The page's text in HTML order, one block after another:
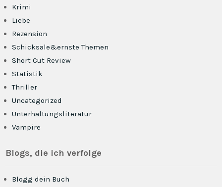
Krimi
Liebe
Rezension
Schicksale&ernste Themen
Short Cut Review
Statistik
Thriller
Uncategorized
Unterhaltungsliteratur
Vampire
Blogs, die ich verfolge
Blogg dein Buch